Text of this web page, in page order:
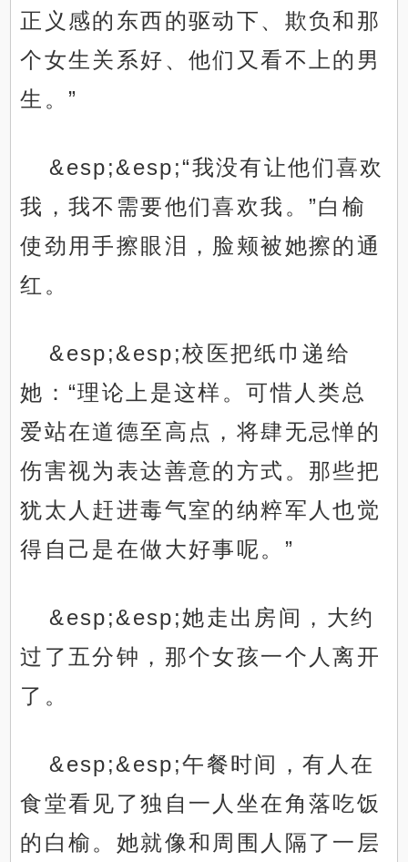
正义感的东西的驱动下、欺负和那
个女生关系好、他们又看不上的男
生。”
&esp;&esp;“我没有让他们喜欢
我，我不需要他们喜欢我。”白榆
使劲用手擦眼泪，脸颊被她擦的通
红。
&esp;&esp;校医把纸巾递给
她：“理论上是这样。可惜人类总
爱站在道德至高点，将肆无忌惮的
伤害视为表达善意的方式。那些把
犹太人赶进毒气室的纳粹军人也觉
得自己是在做大好事呢。”
&esp;&esp;她走出房间，大约
过了五分钟，那个女孩一个人离开
了。
&esp;&esp;午餐时间，有人在
食堂看见了独自一人坐在角落吃饭
的白榆。她就像和周围人隔了一层